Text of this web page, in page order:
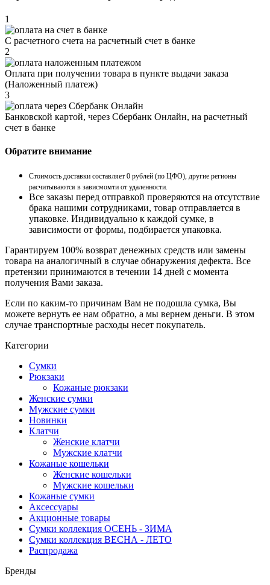
1
С расчетного счета на расчетный счет в банке
2
Оплата при получении товара в пункте выдачи заказа
(Наложенный платеж)
3
Банковской картой, через Сбербанк Онлайн, на расчетный
счет в банке
Обратите внимание
Стоимость доставки составляет 0 рублей (по ЦФО), другие регионы
расчитываются в зависмомти от удаленности.
Все заказы перед отправкой проверяются на отсутствие
брака нашими сотрудниками, товар отправляется в
упаковке. Индивидуально к каждой сумке, в
зависимости от формы, подбирается упаковка.
Гарантируем 100% возврат денежных средств или замены
товара на аналогичный в случае обнаружения дефекта. Все
претензии принимаются в течении 14 дней с момента
получения Вами заказа.
Если по каким-то причинам Вам не подошла сумка, Вы
можете вернуть ее нам обратно, а мы вернем деньги. В этом
случае транспортные расходы несет покупатель.
Категории
Сумки
Рюкзаки
Кожаные рюкзаки
Женские сумки
Мужские сумки
Новинки
Клатчи
Женские клатчи
Мужские клатчи
Кожаные кошельки
Женские кошельки
Мужские кошельки
Кожаные сумки
Аксессуары
Акционные товары
Сумки коллекция ОСЕНЬ - ЗИМА
Сумки коллекция ВЕСНА - ЛЕТО
Распродажа
Бренды